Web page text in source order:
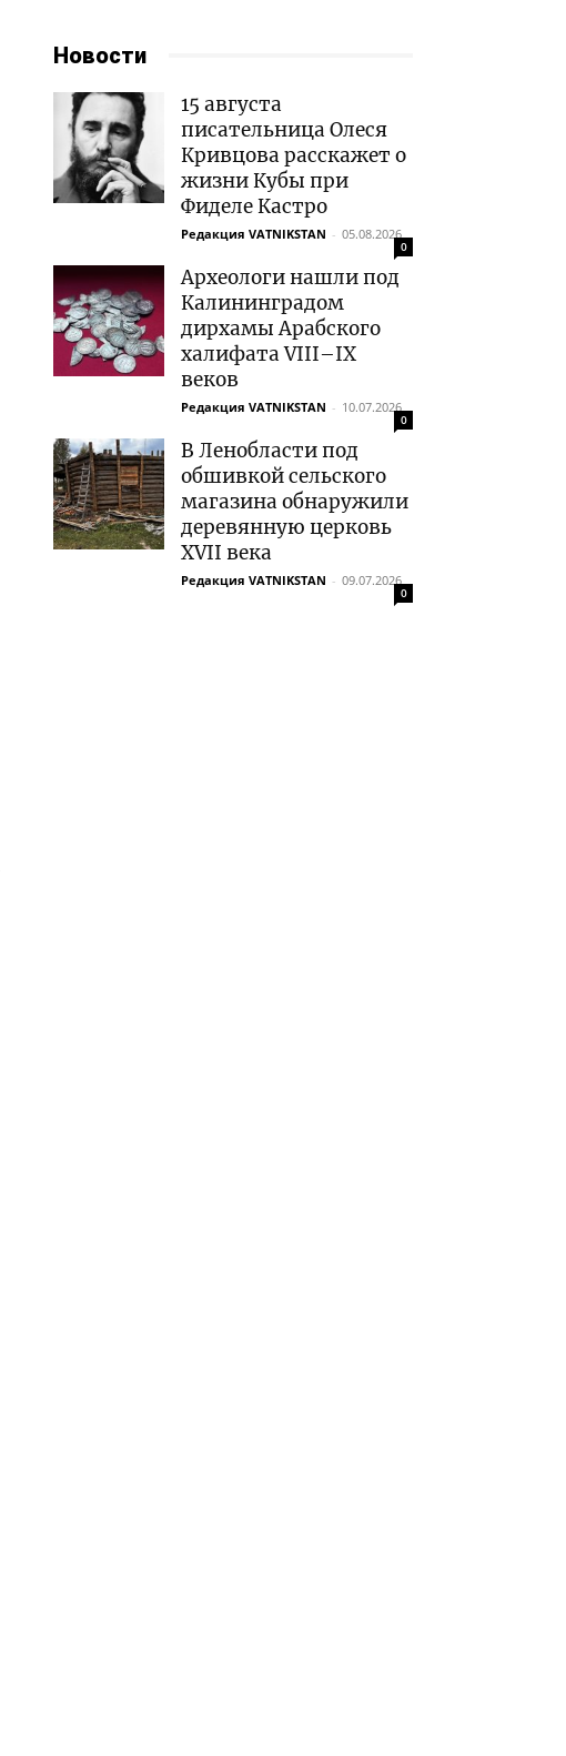
Новости
15 августа
писательница Олеся
Кривцова расскажет о
жизни Кубы при
Фиделе Кастро
Редакция VATNIKSTAN - 05.08.2026
0
Археологи нашли под
Калининградом
дирхамы Арабского
халифата VIII–IX
веков
Редакция VATNIKSTAN - 10.07.2026
0
В Ленобласти под
обшивкой сельского
магазина обнаружили
деревянную церковь
XVII века
Редакция VATNIKSTAN - 09.07.2026
0